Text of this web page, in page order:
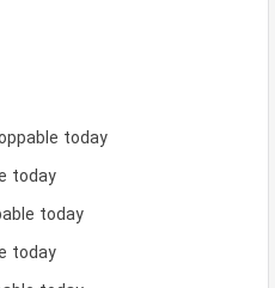
today
today
today
today